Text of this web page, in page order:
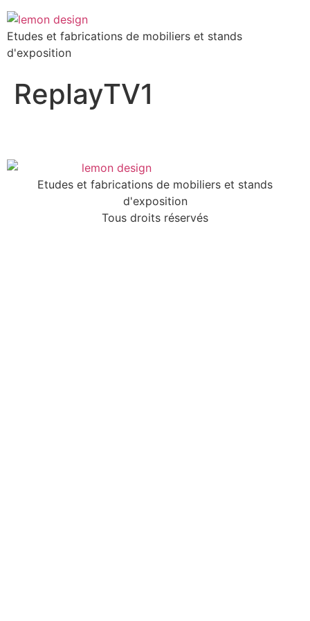
Etudes et fabrications de mobiliers et stands
d'exposition
ReplayTV1
Etudes et fabrications de mobiliers et stands
d'exposition
Tous droits réservés